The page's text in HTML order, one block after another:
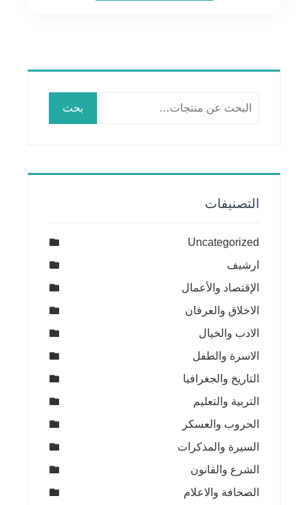
بحث
التصنيفات
Uncategorized
ارشيف
الإقتصاد والأعمال
الاخلاق والعرفان
الادب والخيال
الاسرة والطفل
التاريخ والجغرافيا
التربية والتعليم
الحروب والعسكر
السيرة والمذكرات
الشرع والقانون
الصحافة والاعلام